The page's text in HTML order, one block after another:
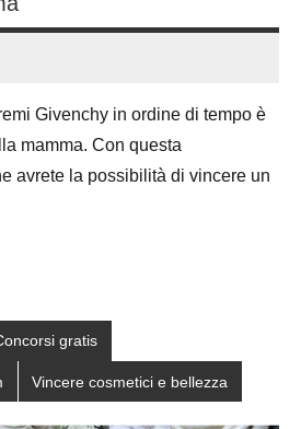
Givenchy in ordine di tempo è
mamma. Con questa
avrete la possibilità di vincere un
gratis
Vincere cosmetici e bellezza